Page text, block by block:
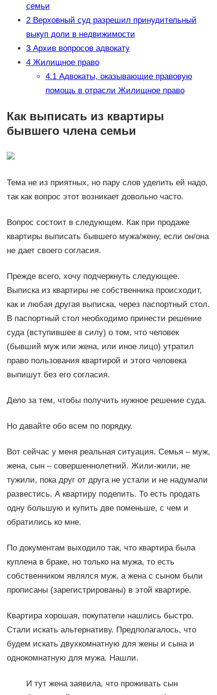
семьи
2Верховный суд разрешил принудительный
выкуп доли в недвижимости
3Архив вопросов адвокату
4Жилищное право
4.1Адвокаты, оказывающие правовую
помощь в отрасли Жилищное право
Как выписать из квартиры
бывшего члена семьи
Тема не из приятных, но пару слов уделить ей надо,
так как вопрос этот возникает довольно часто.
Вопрос состоит в следующем. Как при продаже
квартиры выписать бывшего мужа/жену, если он/она
не дает своего согласия.
Прежде всего, хочу подчеркнуть следующее.
Выписка из квартиры не собственника происходит,
как и любая другая выписка, через паспортный стол.
В паспортный стол необходимо принести решение
суда (вступившее в силу) о том, что человек
(бывший муж или жена, или иное лицо) утратил
право пользования квартирой и этого человека
выпишут без его согласия.
Дело за тем, чтобы получить нужное решение суда.
Но давайте обо всем по порядку.
Вот сейчас у меня реальная ситуация. Семья – муж,
жена, сын – совершеннолетний. Жили-жили, не
тужили, пока друг от друга не устали и не надумали
развестись. А квартиру поделить. То есть продать
одну большую и купить две поменьше, с чем и
обратились ко мне.
По документам выходило так, что квартира была
куплена в браке, но только на мужа, то есть
собственником являлся муж, а жена с сыном были
прописаны (зарегистрированы) в этой квартире.
Квартира хорошая, покупатели нашлись быстро.
Стали искать альтернативу. Предполагалось, что
будем искать двухкомнатную для жены и сына и
однокомнатную для мужа. Нашли.
И тут жена заявила, что проживать сын